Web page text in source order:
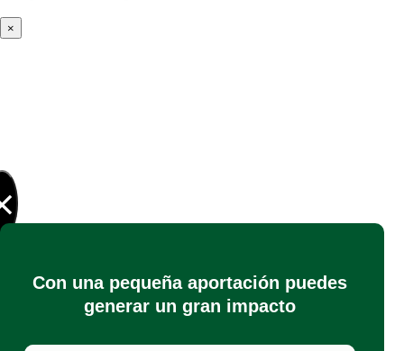
×
Con una pequeña aportación puedes
generar un gran impacto